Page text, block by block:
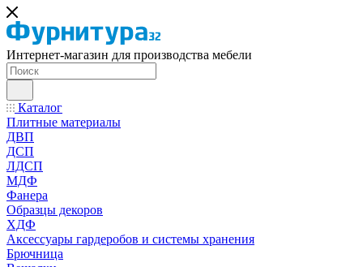
Интернет-магазин для производства мебели
Каталог
Плитные материалы
ДВП
ДСП
ЛДСП
МДФ
Фанера
Образцы декоров
ХДФ
Аксессуары гардеробов и системы хранения
Брючница